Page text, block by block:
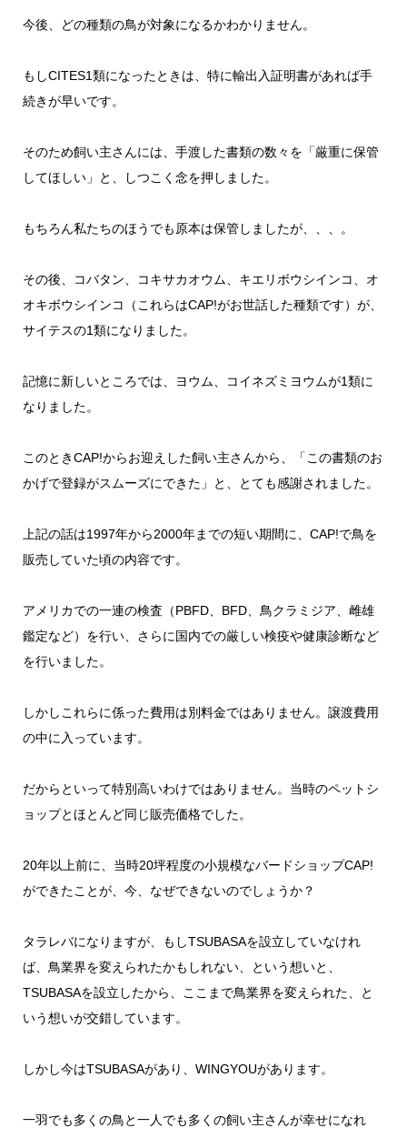
今後、どの種類の鳥が対象になるかわかりません。
もしCITES1類になったときは、特に輸出入証明書があれば手
続きが早いです。
そのため飼い主さんには、手渡した書類の数々を「厳重に保管
してほしい」と、しつこく念を押しました。
もちろん私たちのほうでも原本は保管しましたが、、、。
その後、コバタン、コキサカオウム、キエリボウシインコ、オ
オキボウシインコ（これらはCAP!がお世話した種類です）が、
サイテスの1類になりました。
記憶に新しいところでは、ヨウム、コイネズミヨウムが1類に
なりました。
このときCAP!からお迎えした飼い主さんから、「この書類のお
かげで登録がスムーズにできた」と、とても感謝されました。
上記の話は1997年から2000年までの短い期間に、CAP!で鳥を
販売していた頃の内容です。
アメリカでの一連の検査（PBFD、BFD、鳥クラミジア、雌雄
鑑定など）を行い、さらに国内での厳しい検疫や健康診断など
を行いました。
しかしこれらに係った費用は別料金ではありません。譲渡費用
の中に入っています。
だからといって特別高いわけではありません。当時のペットシ
ョップとほとんど同じ販売価格でした。
20年以上前に、当時20坪程度の小規模なバードショップCAP!
ができたことが、今、なぜできないのでしょうか？
タラレバになりますが、もしTSUBASAを設立していなけれ
ば、鳥業界を変えられたかもしれない、という想いと、
TSUBASAを設立したから、ここまで鳥業界を変えられた、と
いう想いが交錯しています。
しかし今はTSUBASAがあり、WINGYOUがあります。
一羽でも多くの鳥と一人でも多くの飼い主さんが幸せになれ